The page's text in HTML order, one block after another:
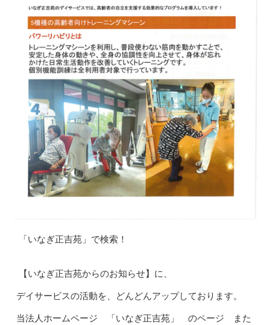
「いなぎ正吉苑」で検索！
【いなぎ正吉苑からのお知らせ】に、
デイサービスの活動を、どんどんアップしております。
当法人ホームページ 「いなぎ正吉苑」 のページ また